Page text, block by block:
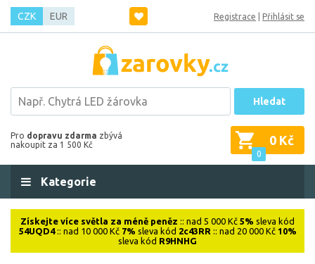
CZK EUR Registrace Přihlásit se
Hledat
Pro dopravu zdarma zbývá
nakoupit za 1 500 Kč
0
0 Kč
Kategorie
Získejte více světla za méně peněz :: nad 5 000 Kč 5% sleva kód
54UQD4:: nad 10 000 Kč 7% sleva kód 2c43RR :: nad 20 000 Kč 10%
sleva kód R9HNHG